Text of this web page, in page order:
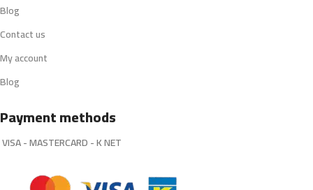
Blog
Contact us
My account
Blog
Payment methods
VISA - MASTERCARD - K NET